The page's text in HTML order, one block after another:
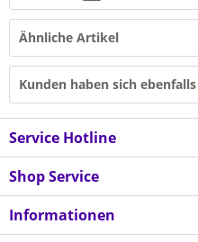
Ähnliche Artikel
Kunden haben sich
Service Hotline
Shop Service
Informationen